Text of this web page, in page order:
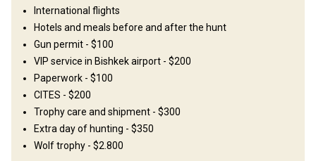
Anreise
Wegbeschreibung
Upon arrival to Bishkek you will be met by the outfitter who will
take care of customs formalities and then transfer you to the
International flights
Hotels and meals before and after the hunt
Gun permit - $100
VIP service in Bishkek airport - $200
Paperwork - $100
CITES - $200
Trophy care and shipment - $300
Extra day of hunting - $350
Wolf trophy - $2.800